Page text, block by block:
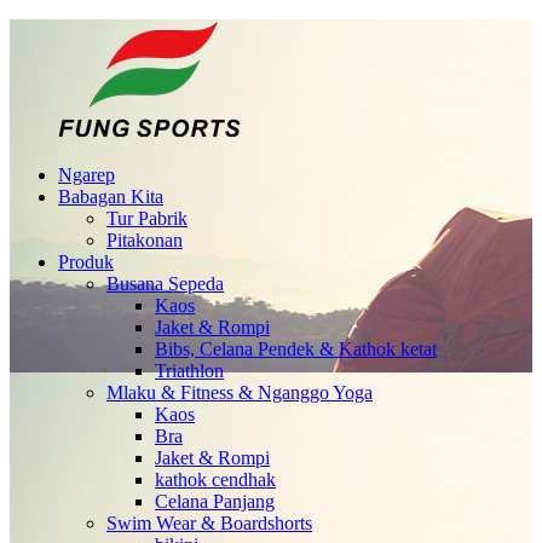
Ngarep
Babagan Kita
Tur Pabrik
Pitakonan
Produk
Busana Sepeda
Kaos
Jaket & Rompi
Bibs, Celana Pendek & Kathok ketat
Triathlon
Mlaku & Fitness & Nganggo Yoga
Kaos
Bra
Jaket & Rompi
kathok cendhak
Celana Panjang
Swim Wear & Boardshorts